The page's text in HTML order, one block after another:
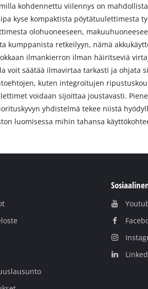
kohdennettu viilennys on
kyse kompaktista pöytätuulettimesta
olohuoneeseen,
kumppanista retkeilyyn, nämä
ilmankierron ilman häiritseviä
voit säätää ilmavirtaa tarkasti ja ohjata
kuten integroitujen
voidaan sijoittaa joustavasti.
yhdistelmä tekee niistä
luomisessa mihin tahansa